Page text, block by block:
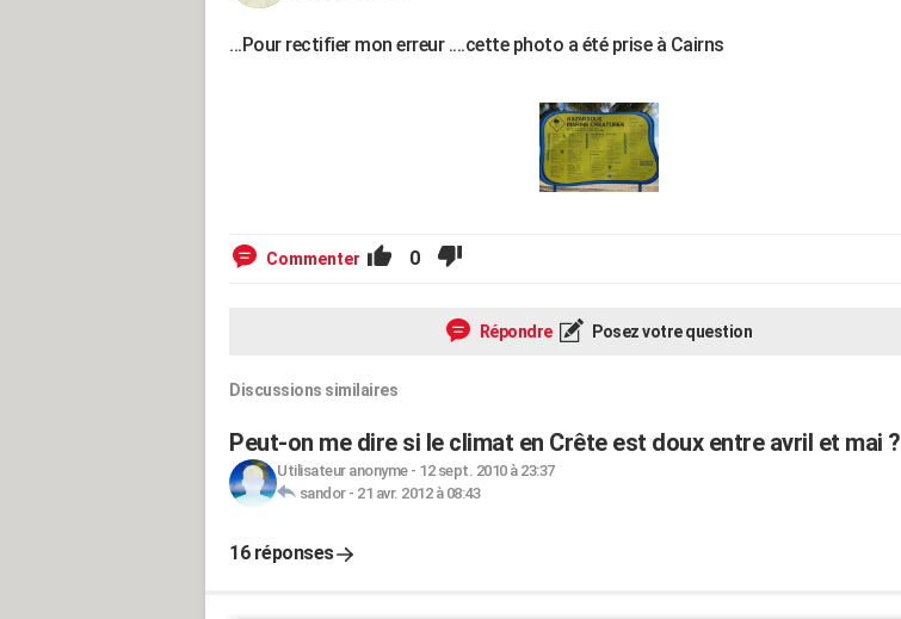
...Pour rectifier mon erreur ....cette photo a été prise à Cairns
Commenter 0
Répondre Posez votre question
Discussions similaires
Peut-on me dire si le climat en Crête est doux entre avril et mai ?
Utilisateur anonyme- 12 sept. 2010 à 23:37
sandor- 21 avr. 2012 à 08:43
16 réponses